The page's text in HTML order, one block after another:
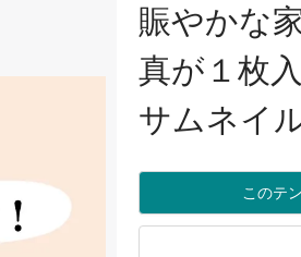
賑やかな
真が１枚
サムネイ
このテ